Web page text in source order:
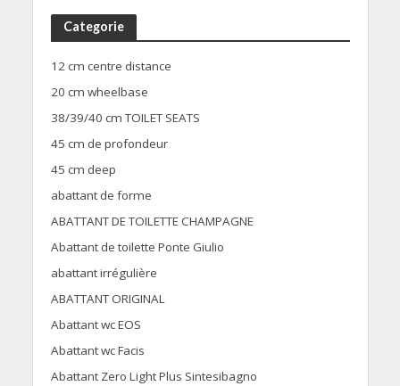
Categorie
12 cm centre distance
20 cm wheelbase
38/39/40 cm TOILET SEATS
45 cm de profondeur
45 cm deep
abattant de forme
ABATTANT DE TOILETTE CHAMPAGNE
Abattant de toilette Ponte Giulio
abattant irrégulière
ABATTANT ORIGINAL
Abattant wc EOS
Abattant wc Facis
Abattant Zero Light Plus Sintesibagno